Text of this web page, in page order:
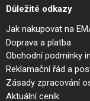
Důležité odkazy
Jak nakupovat na
Doprava a platba
Obchodní podmínky
Reklamační řád a
Zásady zpracování
Aktuální ceník